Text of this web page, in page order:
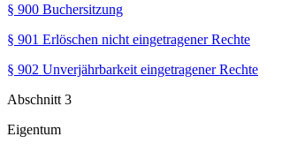
§ 900 Buchersitzung
§ 901 Erlöschen nicht eingetragener Rechte
§ 902 Unverjährbarkeit eingetragener Rechte
Abschnitt 3
Eigentum